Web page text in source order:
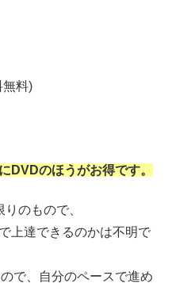
無料)
DVDのほうがお得です。
のもので、
上達できるのかは不明で
で、自分のペースで進め